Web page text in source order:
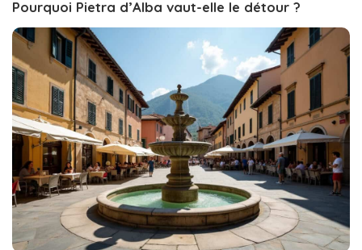
Pourquoi Pietra d’Alba vaut-elle le détour ?